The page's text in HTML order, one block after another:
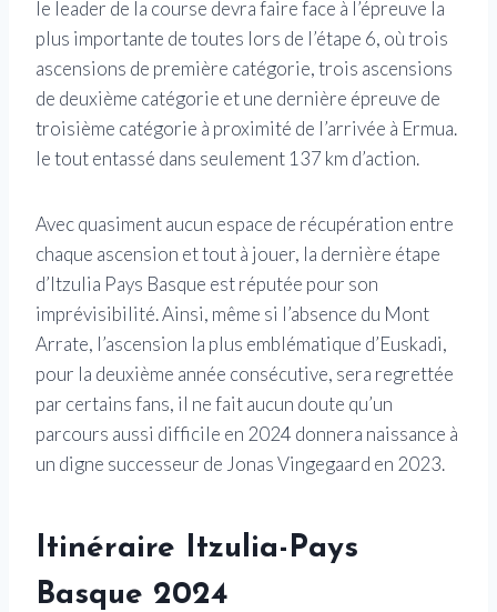
le leader de la course devra faire face à l’épreuve la
plus importante de toutes lors de l’étape 6, où trois
ascensions de première catégorie, trois ascensions
de deuxième catégorie et une dernière épreuve de
troisième catégorie à proximité de l’arrivée à Ermua.
le tout entassé dans seulement 137 km d’action.
Avec quasiment aucun espace de récupération entre
chaque ascension et tout à jouer, la dernière étape
d’Itzulia Pays Basque est réputée pour son
imprévisibilité. Ainsi, même si l’absence du Mont
Arrate, l’ascension la plus emblématique d’Euskadi,
pour la deuxième année consécutive, sera regrettée
par certains fans, il ne fait aucun doute qu’un
parcours aussi difficile en 2024 donnera naissance à
un digne successeur de Jonas Vingegaard en 2023.
Itinéraire Itzulia-Pays
Basque 2024